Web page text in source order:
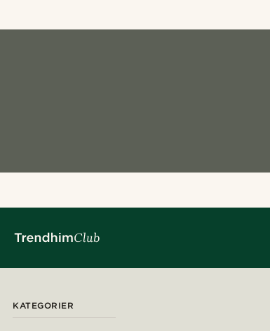
KATEGORIER